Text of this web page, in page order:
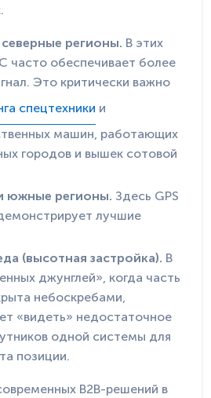
регионы. В этих
часто обеспечивает более
Это критически важно
спецтехники и
машин, работающих
городов и вышек сотовой
южные регионы. Здесь GPS
лучшие
(высотная застройка). В
джунглей», когда часть
небоскребами,
«видеть» недостаточное
одной системы для
позиции.
B2B-решений в